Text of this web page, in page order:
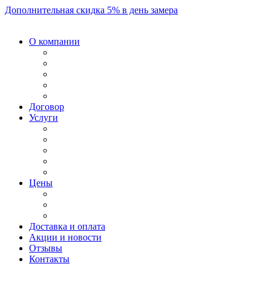
Дополнительная скидка 5% в день замера
О компании
Договор
Услуги
Цены
Доставка и оплата
Акции и новости
Отзывы
Контакты